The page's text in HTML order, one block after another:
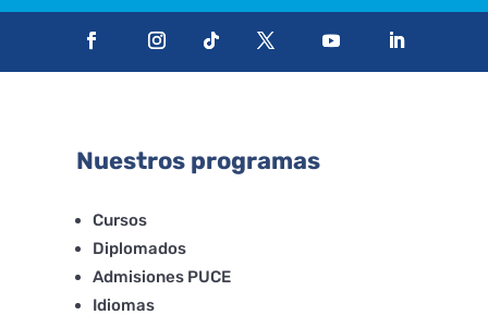
Nuestros programas
Cursos
Diplomados
Admisiones PUCE
Idiomas